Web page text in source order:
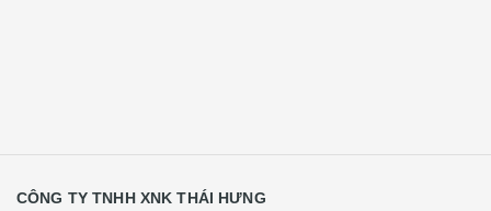
CÔNG TY TNHH XNK THÁI HƯNG